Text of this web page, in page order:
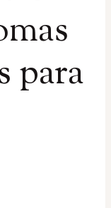
para